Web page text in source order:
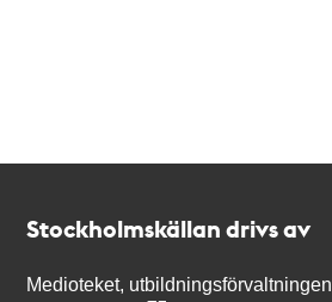
Stockholmskällan drivs av
Medioteket, utbildningsförvaltningen